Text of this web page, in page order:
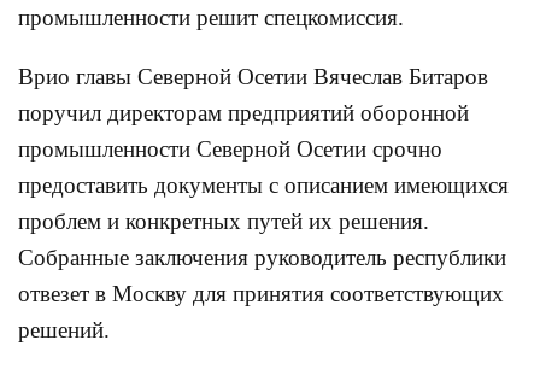
промышленности решит спецкомиссия.
Врио главы Северной Осетии Вячеслав Битаров
поручил директорам предприятий оборонной
промышленности Северной Осетии срочно
предоставить документы с описанием имеющихся
проблем и конкретных путей их решения.
Собранные заключения руководитель республики
отвезет в Москву для принятия соответствующих
решений.